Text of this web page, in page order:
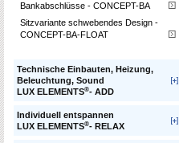
Bankabschlüsse - CONCEPT-BA
Sitzvariante schwebendes Design -
CONCEPT-BA-FLOAT
Technische Einbauten, Heizung,
Beleuchtung, Sound
LUX ELEMENTS®- ADD
Individuell entspannen
LUX ELEMENTS®- RELAX